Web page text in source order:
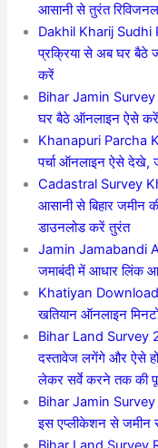
आसानी से तुरंत
Dakhil Kharij Sudhi
प्रक्रिया से अब घर बैठे
करें
Bihar Jamin Survey
घर बैठे ऑनलाइन ऐसे
Khanapuri Parcha
पर्चा ऑनलाइन ऐसे देखे,
Cadastral Survey
आसानी से बिहार जमीन
डाउनलोड करें तुरंत
Jamin Jamabandi
जमाबंदी में आधार लिंक
Khatiyan Download
खतियान ऑनलाइन
Bihar Land Survey
दस्तावेज लगेंगे और ऐसे
लेकर सर्वे करने तक की
Bihar Jamin
इस एप्लीकेशन से जमीन